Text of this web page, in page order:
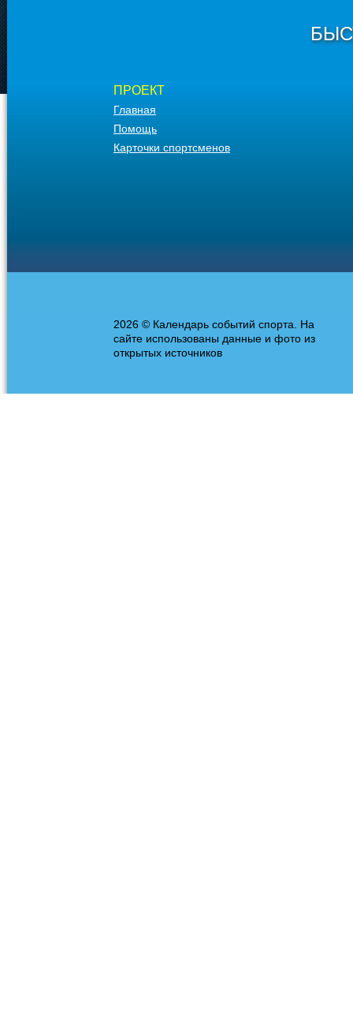
ПРОЕКТ
Главная
Помощь
Карточки спортсменов
2026 © Календарь событий спорта. На
сайте использованы данные и фото из
открытых источников